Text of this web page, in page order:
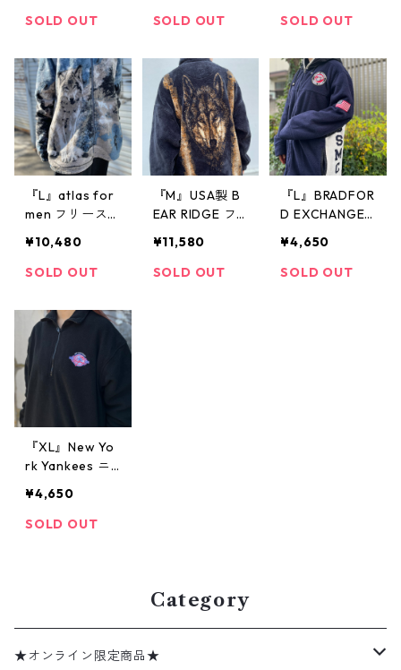
着 古着屋 高円
SOLD OUT
ース ポーラテ
ジャケット セ
ージグリーン
古着 古着屋 高
円寺 ビンテー
ジ
SOLD OUT
ックスフリース
フリースジャケ
ット セージグ
リーン 古着 古
着屋 高円寺 ビ
ンテージ
SOLD OUT
『L』atlas for
men フリース
マル ブルー 古
着 古着屋 高円
¥10,480
SOLD OUT
『M』USA製 B
EAR RIDGE フ
ット アニマル
柄 オオカミ 黒
¥11,580
SOLD OUT
『L』BRADFOR
D EXCHANGE
ット フルジッ
プ ネイビー 古
¥4,650
SOLD OUT
『XL』New Yo
rk Yankees ニ
キース フリー
スジャケット
¥4,650
SOLD OUT
Category
★オンライン限定商品★